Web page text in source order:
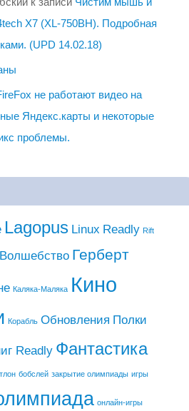
X7 (XL-750BH). Подробная
(UPD 14.02.18)
не работают видео на
Яндекс.карты и некоторые
проблемы.
Lagopus Linux Readly Rift
Волшебство Герберт
Каляка-Маляка Кино
Корабль Обновления Полки
Readly Фантастика
бобслей закрытие олимпиады игры
онлайн-игры